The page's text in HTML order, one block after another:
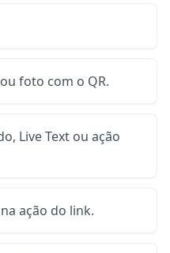
foto com o QR.
Live Text ou ação
ação do link.